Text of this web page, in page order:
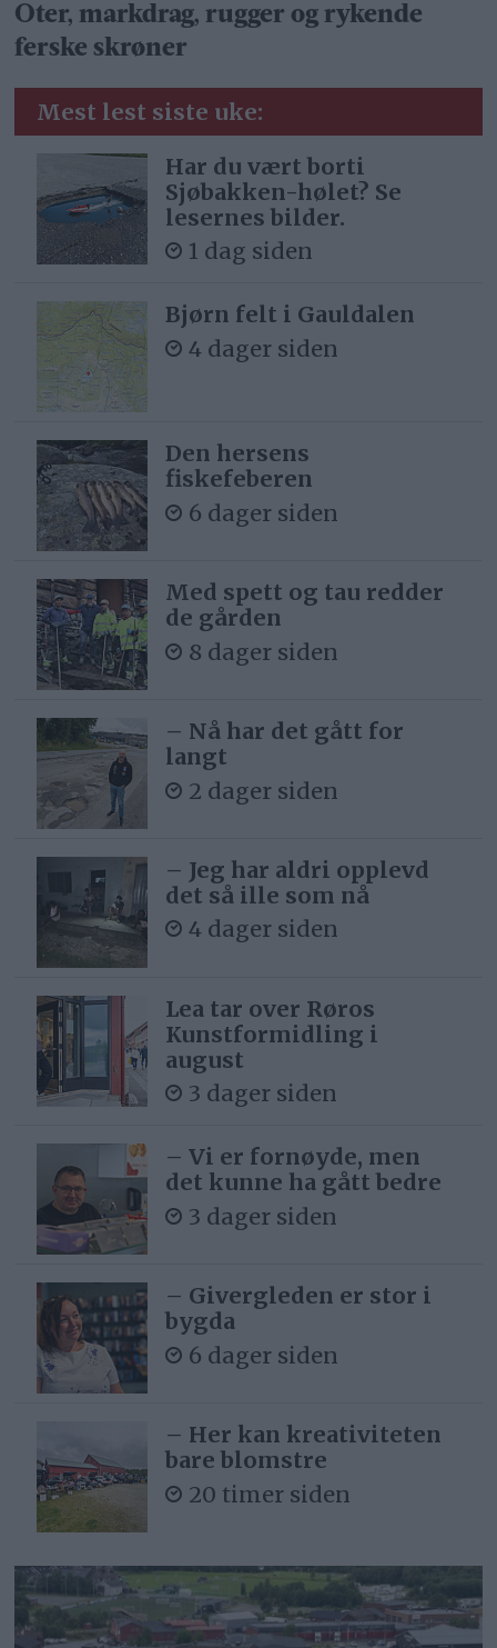
Oter, markdrag, rugger og rykende
ferske skrøner
Mest lest siste uke:
Har du vært borti
Sjøbakken-hølet? Se
lesernes bilder.
1 dag siden
Bjørn felt i Gauldalen
4 dager siden
Den hersens
fiskefeberen
6 dager siden
Med spett og tau redder
de gården
8 dager siden
– Nå har det gått for
langt
2 dager siden
– Jeg har aldri opplevd
det så ille som nå
4 dager siden
Lea tar over Røros
Kunstformidling i
august
3 dager siden
– Vi er fornøyde, men
det kunne ha gått bedre
3 dager siden
– Givergleden er stor i
bygda
6 dager siden
– Her kan kreativiteten
bare blomstre
20 timer siden